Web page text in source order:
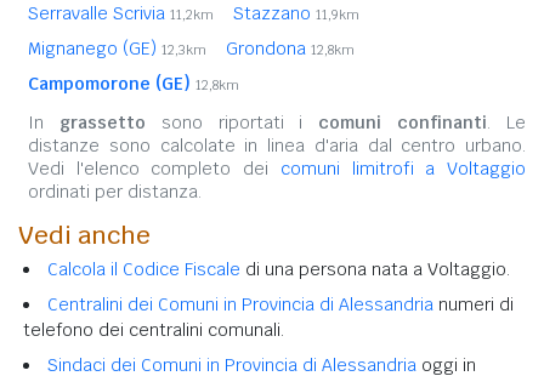
Serravalle Scrivia 11,2km Stazzano 11,9km
Mignanego (GE) 12,3km Grondona 12,8km
Campomorone (GE) 12,8km
In grassetto sono riportati i comuni confinanti. Le
distanze sono calcolate in linea d'aria dal centro urbano.
Vedi l'elenco completo dei comuni limitrofi a Voltaggio
ordinati per distanza.
Vedi anche
Calcola il Codice Fiscale di una persona nata a Voltaggio.
Centralini dei Comuni in Provincia di Alessandria numeri di
telefono dei centralini comunali.
Sindaci dei Comuni in Provincia di Alessandria oggi in